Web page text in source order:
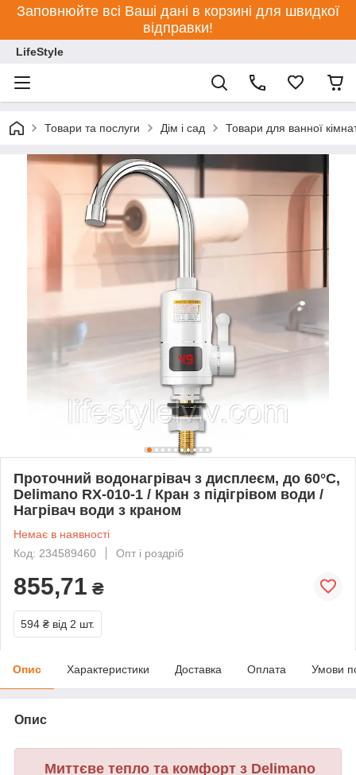
Заповнюйте всі Ваші дані в корзині для швидкої
відправки!
LifeStyle
Товари та послуги Дім і сад Товари для ванної
Проточний водонагрівач з дисплеєм, до 60°C,
Delimano RX-010-1 / Кран з підігрівом води /
Нагрівач води з краном
Немає в наявності
Код: 234589460
Опт і роздріб
855,71 ₴
594 ₴ від 2 шт.
Опис Характеристики Доставка Оплата Умови
Опис
Миттєве тепло та комфорт з Delimano